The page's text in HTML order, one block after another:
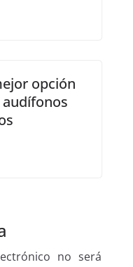
opción
no será